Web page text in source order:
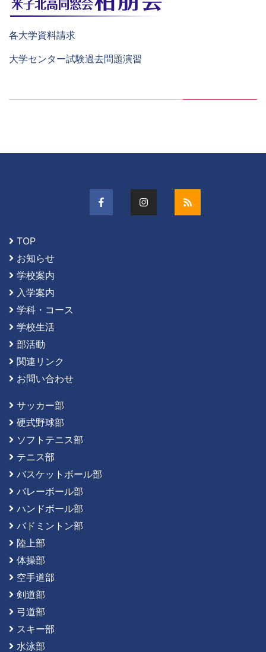
各大学資料請求
大学センター試験過去問題演習
TOP
お知らせ
学校案内
入学案内
学科・コース
学校生活
部活動
関連リンク
お問い合わせ
サッカー部
硬式野球部
ソフトテニス部
テニス部
バスケットボール部
バレーボール部
ハンドボール部
バドミントン部
陸上部
体操部
空手道部
剣道部
弓道部
スキー部
水泳部